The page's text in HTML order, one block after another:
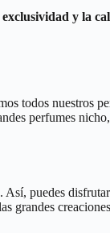
y la
todos nuestros
perfumes
puedes
grandes